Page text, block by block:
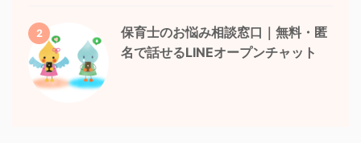
2
保育士のお悩み相談窓口｜無料・匿
名で話せるLINEオープンチャット